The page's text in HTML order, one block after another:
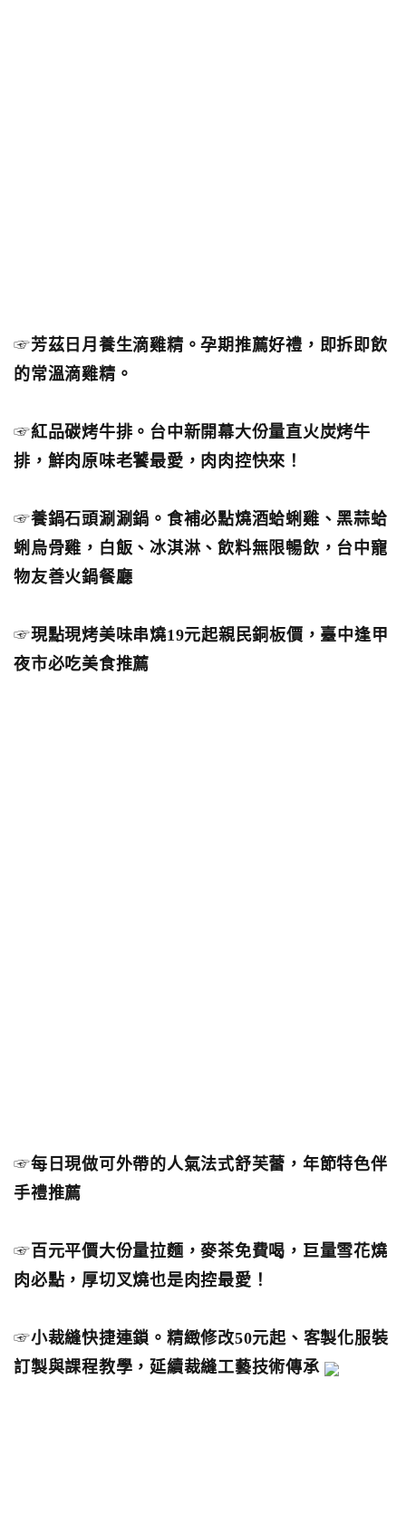
☞芳茲日月養生滴雞精。孕期推薦好禮，即拆即飲
的常溫滴雞精。
☞紅品碳烤牛排。台中新開幕大份量直火炭烤牛
排，鮮肉原味老饕最愛，肉肉控快來！
☞養鍋石頭涮涮鍋。食補必點燒酒蛤蜊雞、黑蒜蛤
蜊烏骨雞，白飯、冰淇淋、飲料無限暢飲，台中寵
物友善火鍋餐廳
☞現點現烤美味串燒19元起親民銅板價，臺中逢甲
夜市必吃美食推薦
☞每日現做可外帶的人氣法式舒芙蕾，年節特色伴
手禮推薦
☞ 百元平價大份量拉麵，麥茶免費喝，巨量雪花燒
肉必點，厚切叉燒也是肉控最愛！
☞小裁縫快捷連鎖。精緻修改50元起、客製化服裝
訂製與課程教學，延續裁縫工藝技術傳承